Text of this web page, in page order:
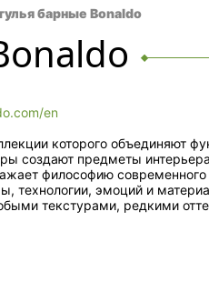
барные Bonaldo
en
которого объединяют
создают предметы
философию
технологии, эмоций и
текстурами, редкими